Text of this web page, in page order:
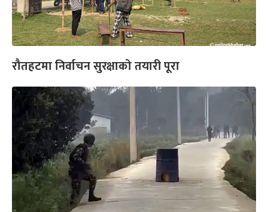
रौतहटमा निर्वाचन सुरक्षाको तयारी पूरा